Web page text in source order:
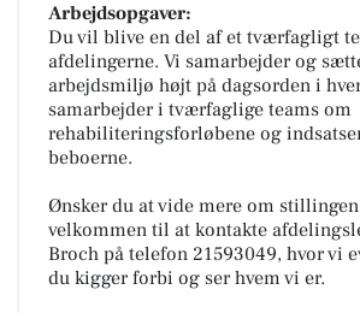
Arbejdsopgaver:
Du vil blive en del af et tværfagligt
afdelingerne. Vi samarbejder og
arbejdsmiljø højt på dagsorden i
samarbejder i tværfaglige teams om
rehabiliteringsforløbene og
beboerne.
Ønsker du at vide mere om
velkommen til at kontakte
Broch på telefon 21593049, hvor vi
du kigger forbi og ser hvem vi er.